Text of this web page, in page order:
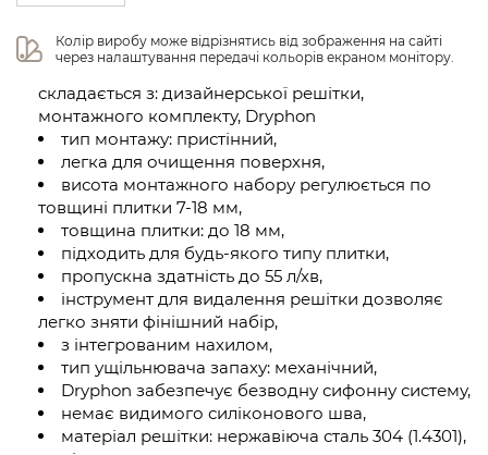
Колір виробу може відрізнятись від зображення на сайті
через налаштування передачі кольорів екраном монітору.
складається з: дизайнерської решітки,
монтажного комплекту, Dryphon
тип монтажу: пристінний,
легка для очищення поверхня,
висота монтажного набору регулюється по
товщині плитки 7-18 мм,
товщина плитки: до 18 мм,
підходить для будь-якого типу плитки,
пропускна здатність до 55 л/хв,
інструмент для видалення решітки дозволяє
легко зняти фінішний набір,
з інтегрованим нахилом,
тип ущільнювача запаху: механічний,
Dryphon забезпечує безводну сифонну систему,
немає видимого силіконового шва,
матеріал решітки: нержавіюча сталь 304 (1.4301),